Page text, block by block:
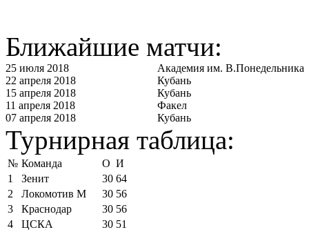
Ближайшие матчи:
25 июля 2018
Академия им. В.Понедельника
22 апреля 2018
Кубань
15 апреля 2018
Кубань
11 апреля 2018
Факел
07 апреля 2018
Кубань
Турнирная таблица:
№ Команда О И
1
Зенит 30 64
2
Локомотив М 30 56
3
Краснодар 30 56
4
ЦСКА 30 51